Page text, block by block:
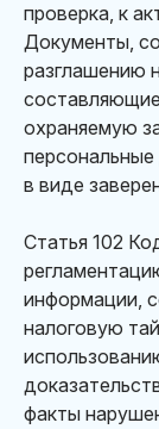
проверка, к
Документы,
разглашению
охраняемую
в виде
Статья 102
информации,
налоговую
факты